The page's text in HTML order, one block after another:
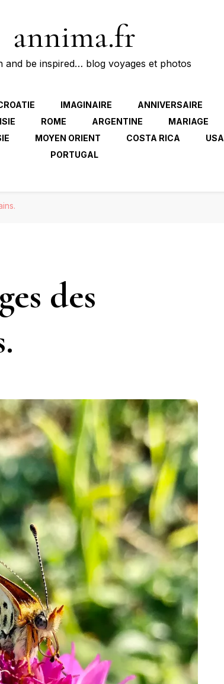
annima.fr
and be inspired… blog voyages et photos
IMAGINAIRE ANNIVERSAIRE
ROME ARGENTINE MARIAGE
MOYEN ORIENT COSTA RICA USA
PORTUGAL
des